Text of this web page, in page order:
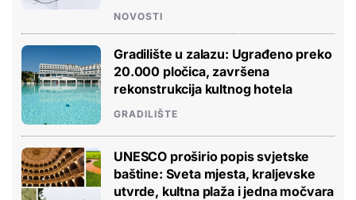
NOVOSTI
Gradilište u zalazu: Ugrađeno preko
20.000 pločica, završena
rekonstrukcija kultnog hotela
GRADILIŠTE
UNESCO proširio popis svjetske
baštine: Sveta mjesta, kraljevske
utvrde, kultna plaža i jedna močvara